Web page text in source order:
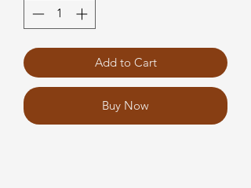
Add to Cart
Buy Now